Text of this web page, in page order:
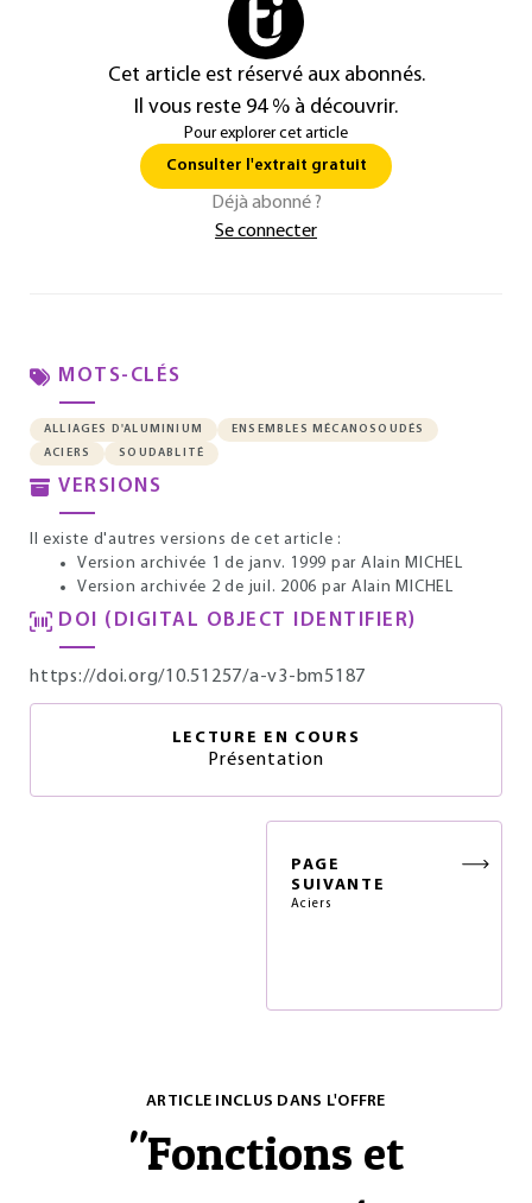
Cet article est réservé aux abonnés.
Il vous reste 94 % à découvrir.
Pour explorer cet article
Consulter l'extrait gratuit
Déjà abonné ?
Se connecter
MOTS-CLÉS
ALLIAGES D'ALUMINIUM
ENSEMBLES MÉCANOSOUDÉS
ACIERS
SOUDABLITÉ
VERSIONS
Il existe d'autres versions de cet article :
Version archivée 1 de janv. 1999 par Alain MICHEL
Version archivée 2 de juil. 2006 par Alain MICHEL
DOI (DIGITAL OBJECT IDENTIFIER)
https://doi.org/10.51257/a-v3-bm5187
LECTURE EN COURS
Présentation
PAGE
SUIVANTE
Aciers
ARTICLE INCLUS DANS L'OFFRE
"Fonctions et